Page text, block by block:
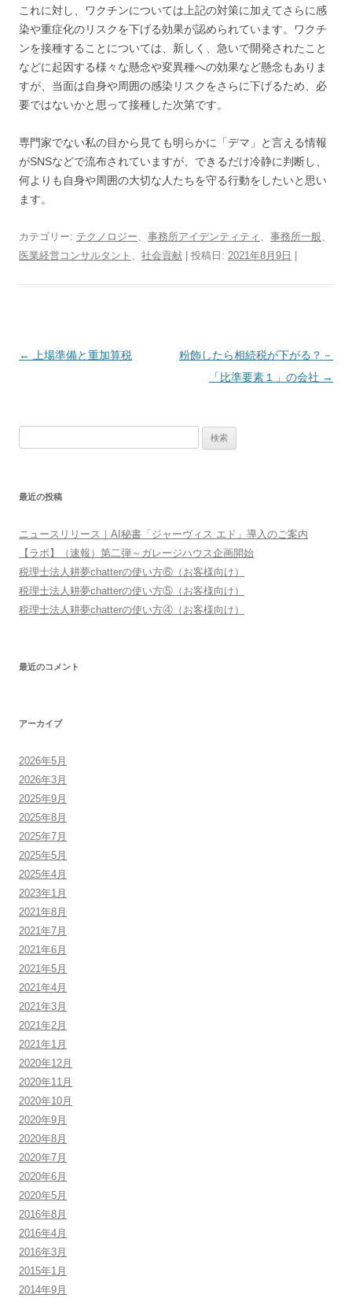
これに対し、ワクチンについては上記の対策に加えてさらに感
染や重症化のリスクを下げる効果が認められています。ワクチ
ンを接種することについては、新しく、急いで開発されたこと
などに起因する様々な懸念や変異種への効果など懸念もありま
すが、当面は自身や周囲の感染リスクをさらに下げるため、必
要ではないかと思って接種した次第です。
専門家でない私の目から見ても明らかに「デマ」と言える情報
がSNSなどで流布されていますが、できるだけ冷静に判断し、
何よりも自身や周囲の大切な人たちを守る行動をしたいと思い
ます。
カテゴリー: テクノロジー、 事務所アイデンティティ 、 事務所一般、
医業経営コンサルタント 、 社会貢献 | 投稿日: 2021年8月9日
投
ン
← 上場準備と重加算税
粉飾したら相続税が下がる？－
「比準要素１」の会社 →
最近の投稿
ニュースリリース｜AI秘書「ジャーヴィス エド」導入のご案内
【ラボ】（速報）第二弾～ガレージハウス企画開始
税理士法人耕夢chatterの使い方⑥（お客様向け）
税理士法人耕夢chatterの使い方⑤（お客様向け）
税理士法人耕夢chatterの使い方④（お客様向け）
最近のコメント
アーカイブ
2026年5月
2026年3月
2025年9月
2025年8月
2025年7月
2025年5月
2025年4月
2023年1月
2021年8月
2021年7月
2021年6月
2021年5月
2021年4月
2021年3月
2021年2月
2021年1月
2020年12月
2020年11月
2020年10月
2020年9月
2020年8月
2020年7月
2020年6月
2020年5月
2016年8月
2016年4月
2016年3月
2015年1月
2014年9月